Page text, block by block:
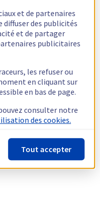
et de partenaires
diffuser des publicités
et de partager
publicitaires
les refuser ou
en cliquant sur
en bas de page.
consulter notre
des cookies.
Tout accepter